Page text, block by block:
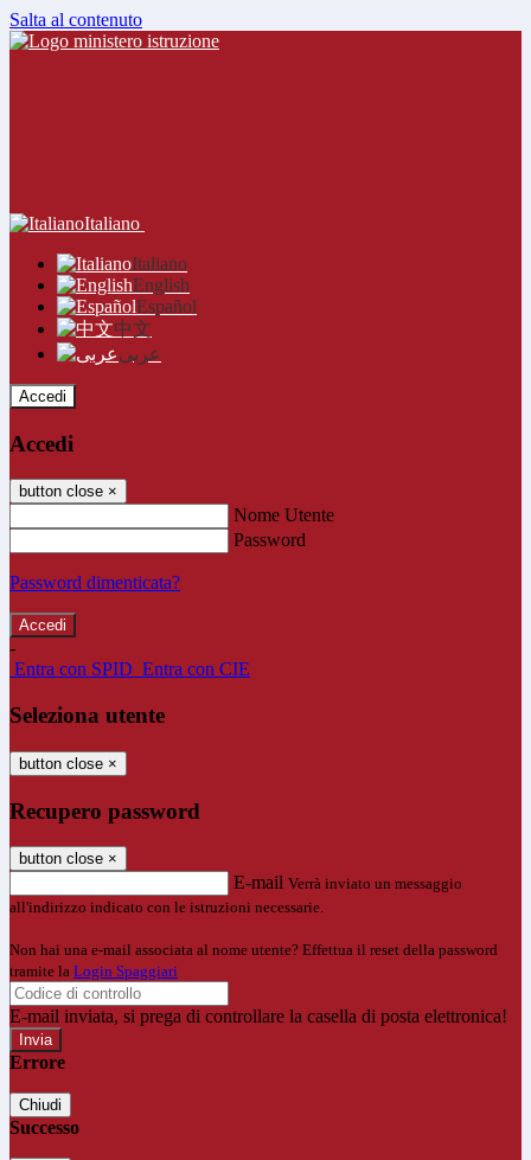
Salta al contenuto
Italiano
Italiano
English
Español
中文
عربى
Accedi
Accedi
button close ×
Nome Utente
Password
Password dimenticata?
-
Entra con SPID Entra con CIE
Seleziona utente
button close ×
Recupero password
button close ×
E-mail Verrà inviato un messaggio
all'indirizzo indicato con le istruzioni necessarie.
Non hai una e-mail associata al nome utente? Effettua il reset della password
tramite la Login Spaggiari
E-mail inviata, si prega di controllare la casella di posta elettronica!
Errore
Chiudi
Successo